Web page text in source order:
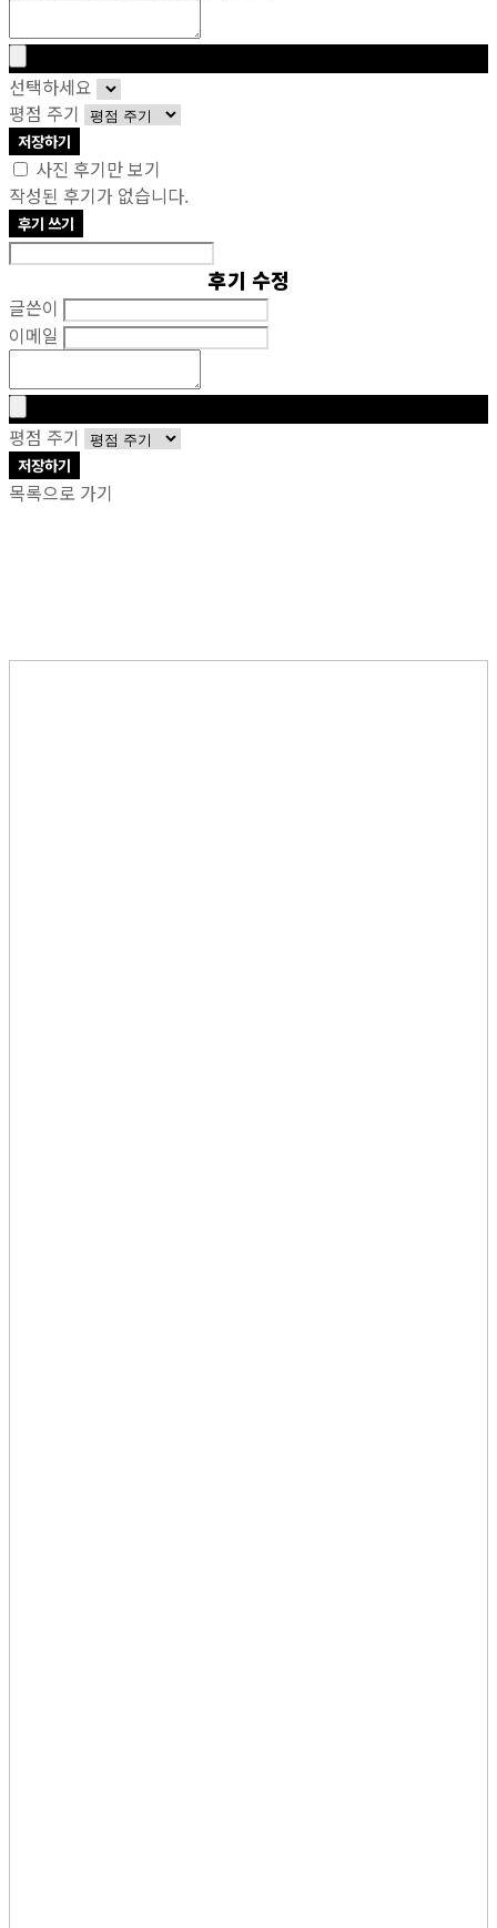
선택하세요
평점 주기
저장하기
사진 후기만 보기
작성된 후기가 없습니다.
후기 쓰기
후기 수정
글쓴이
이메일
평점 주기
저장하기
목록으로 가기